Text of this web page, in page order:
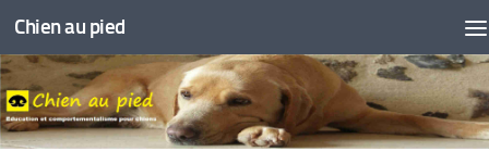
Skip to content
Chien au pied